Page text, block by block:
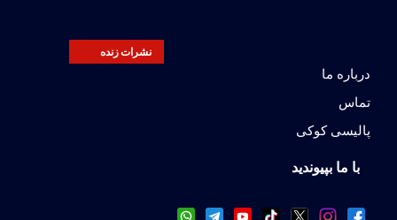
نشرات زنده
درباره ما
تماس
پالیسی کوکی
با ما بپیوندید